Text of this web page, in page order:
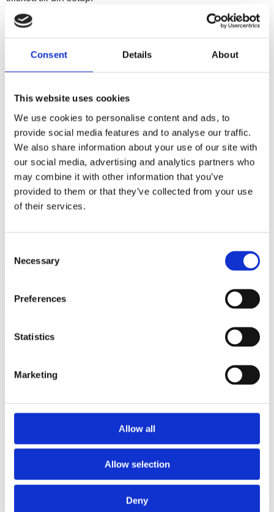
Consent Details About
This website uses cookies
We use cookies to personalise content and ads, to
provide social media features and to analyse our traffic.
We also share information about your use of our site with
our social media, advertising and analytics partners who
may combine it with other information that you’ve
provided to them or that they’ve collected from your use
of their services.
Selection
Necessary
Preferences
Statistics
Marketing
Allow all
Allow selection
Deny
förberedda hål för två diskanter, vilket gör installationen
snabb och enkel utan behov av ytterligare bearbetning. Den
bakmonterade terminalen säkerställer en smidig anslutning
och optimal signalöverföring, vilket gör att hela systemet kan
integreras sömlöst.
Effekttålighet RMS
Produktinformation
MM-60v2LAHbox